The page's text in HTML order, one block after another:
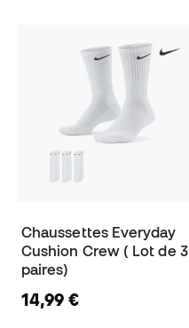
Chaussettes Everyday
Cushion Crew ( Lot de 3
paires)
14,99 €